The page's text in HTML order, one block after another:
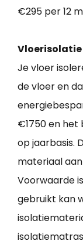
€295 per 12
Vloerisolatie
Je vloer
de vloer en
€1750 en
op jaarbasis.
materiaal
Voorwaarde
gebruikt kan